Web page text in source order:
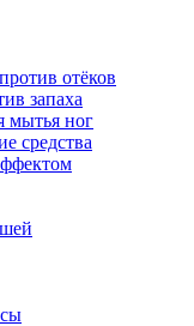
отёков
запаха
мытья ног
средства